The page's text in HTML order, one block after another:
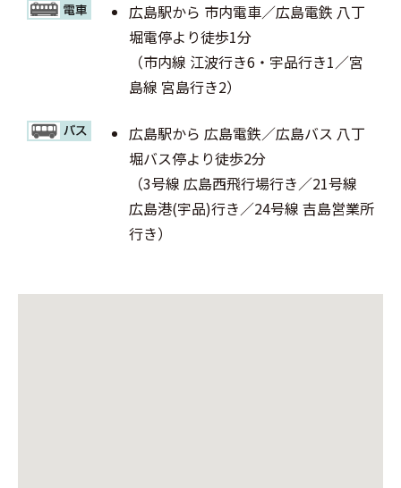
広島駅から 市内電車／広島電鉄 八丁
堀電停より徒歩1分
（市内線 江波行き6・宇品行き1／宮
島線 宮島行き2）
広島駅から 広島電鉄／広島バス 八丁
堀バス停より徒歩2分
（3号線 広島西飛行場行き／21号線
広島港(宇品)行き／24号線 吉島営業所
行き）